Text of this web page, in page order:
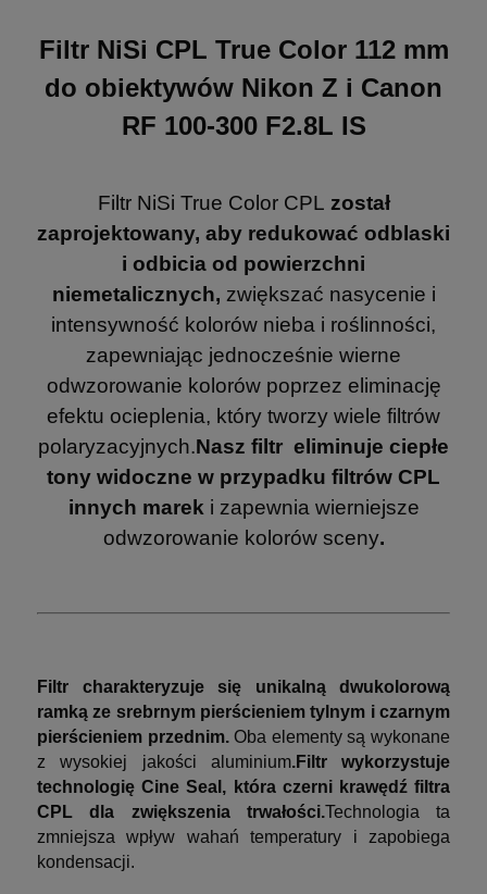
Filtr NiSi CPL True Color 112 mm
do obiektywów Nikon Z i Canon
RF 100-300 F2.8L IS
Filtr NiSi True Color CPL został
zaprojektowany, aby redukować odblaski
i odbicia od powierzchni
niemetalicznych, zwiększać nasycenie i
intensywność kolorów nieba i roślinności,
zapewniając jednocześnie wierne
odwzorowanie kolorów poprzez eliminację
efektu ocieplenia, który tworzy wiele filtrów
polaryzacyjnych.Nasz filtr eliminuje ciepłe
tony widoczne w przypadku filtrów CPL
innych marek i zapewnia wierniejsze
odwzorowanie kolorów sceny.
Filtr charakteryzuje się unikalną dwukolorową
ramką ze srebrnym pierścieniem tylnym i czarnym
pierścieniem przednim.Oba elementy są wykonane
z wysokiej jakości aluminium.Filtr wykorzystuje
technologię Cine Seal, która czerni krawędź filtra
CPL dla zwiększenia trwałości.Technologia ta
zmniejsza wpływ wahań temperatury i zapobiega
kondensacji.